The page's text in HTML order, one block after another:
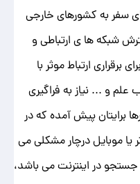
سفر به کشورهای خارجی
شبکه ها ی ارتباطی و
ارتباط موثر با
و ... نیاز به فراگیری
برایتان پیش آمده که در
یا موبایل درچار مشکلی می
در اینترنت می باشد،